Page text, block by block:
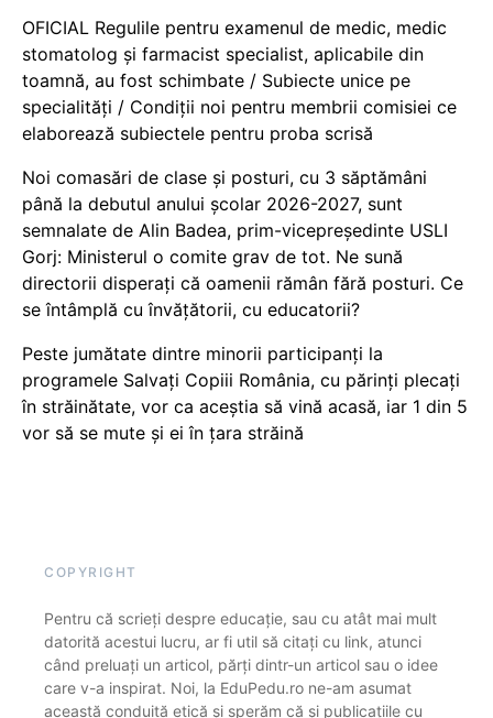
OFICIAL Regulile pentru examenul de medic, medic
stomatolog și farmacist specialist, aplicabile din
toamnă, au fost schimbate / Subiecte unice pe
specialități / Condiții noi pentru membrii comisiei ce
elaborează subiectele pentru proba scrisă
Noi comasări de clase și posturi, cu 3 săptămâni
până la debutul anului școlar 2026-2027, sunt
semnalate de Alin Badea, prim-vicepreședinte USLI
Gorj: Ministerul o comite grav de tot. Ne sună
directorii disperați că oamenii rămân fără posturi. Ce
se întâmplă cu învățătorii, cu educatorii?
Peste jumătate dintre minorii participanți la
programele Salvați Copiii România, cu părinți plecați
în străinătate, vor ca aceștia să vină acasă, iar 1 din 5
vor să se mute și ei în țara străină
COPYRIGHT
Pentru că scrieți despre educație, sau cu atât mai mult
datorită acestui lucru, ar fi util să citați cu link, atunci
când preluați un articol, părți dintr-un articol sau o idee
care v-a inspirat. Noi, la EduPedu.ro ne-am asumat
această conduită etică și sperăm că și publicațiile cu